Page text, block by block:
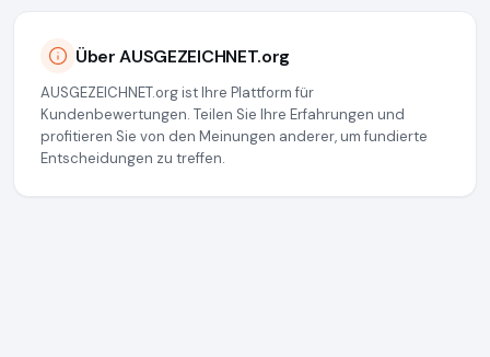
Über AUSGEZEICHNET.org
AUSGEZEICHNET.org ist Ihre Plattform für
Kundenbewertungen. Teilen Sie Ihre Erfahrungen und
profitieren Sie von den Meinungen anderer, um fundierte
Entscheidungen zu treffen.